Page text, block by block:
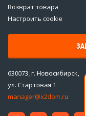
Возврат товара
Настроить cookie
630073, г. Новосибирск,
ул. Стартовая 1
manager@x2dom.ru